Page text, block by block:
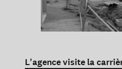
L'agence visite la